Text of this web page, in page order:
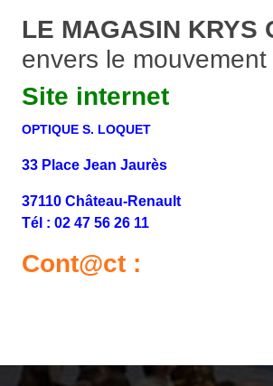
LE MAGASIN KRYS
envers le
Site internet
OPTIQUE S. LOQUET
33 Place Jean Jaurès
37110 Château-Renault
Tél : 02 47 56 26 11
Cont@ct :